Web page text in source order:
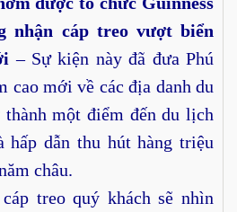
nhận cáp treo vượt biển
– Sự kiện này đã đưa Phú
cao mới về các địa danh du
một điểm đến du lịch
dẫn thu hút hàng triệu
châu.
treo quý khách sẽ nhìn